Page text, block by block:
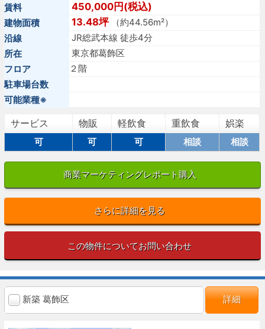
賃料
450,000円(税込)
建物面積 13.48坪（約44.56m²）
沿線
JR総武本線 徒歩4分
所在
東京都葛飾区
フロア
２階
駐車場台数
可能業種※
サービス 物販 軽飲食 重飲食 娯楽
可 可 可 相談 相談
商業マーケティングレポート購入
さらに詳細を見る
この物件についてお問い合わせ
新築 葛飾区 詳細